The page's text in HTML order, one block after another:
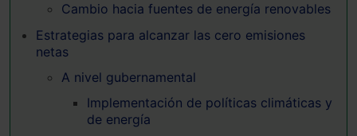
Cambio hacia fuentes de energía renovables
Estrategias para alcanzar las cero emisiones
netas
A nivel gubernamental
Implementación de políticas climáticas y
de energía